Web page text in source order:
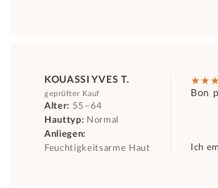
KOUASSI YVES T.
geprüfter Kauf
Alter: 55–64
Hauttyp: Normal
Anliegen:
Feuchtigkeitsarme Haut
Bon
Ich